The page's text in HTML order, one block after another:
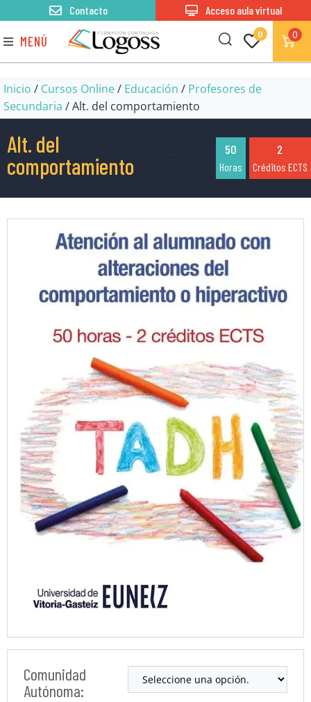
MENÚ 0 0
Contacto Acceso aula virtual
Inicio / Cursos Online/ Educación / Profesores de
Secundaria / Alt. del comportamiento
Alt. del
comportamiento
50
Horas
2
Créditos ECTS
Comunidad
Autónoma: